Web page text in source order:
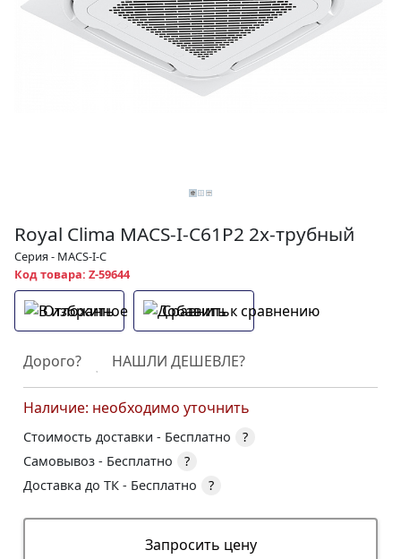
Royal Clima MACS-I-C61P2 2х-трубный
Серия - MACS-I-C
Код товара: Z-59644
Отложить Сравнить
Дорого? НАШЛИ ДЕШЕВЛЕ?
Наличие: необходимо уточнить
Стоимость доставки - Бесплатно
?
Самовывоз - Бесплатно
?
Доставка до ТК - Бесплатно ?
Запросить цену